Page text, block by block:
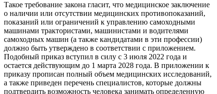
Такое требование закона гласит, что медицинское заключение
о наличии или отсутствии медицинских противопоказаний,
показаний или ограничений к управлению самоходными
машинами трактористами, машинистами и водителями
самоходных машин (а также кандидатами в эти профессии)
должно быть утверждено в соответствии с приложением.
Подобный приказ вступил в силу с 3 июля 2022 года и
остается действующим до 1 марта 2028 года. В приложении к
приказу прописан полный объем медицинских исследований,
а также приведен перечень специалистов, которые должны
подтвердить возможность человека занимать определенную